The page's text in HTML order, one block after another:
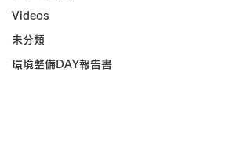
Videos
未分類
環境整備DAY報告書